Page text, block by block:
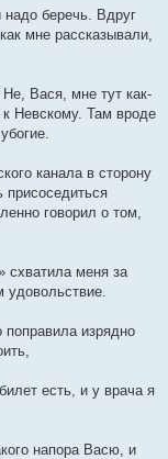
надо беречь. Вдруг
мне рассказывали,
Вася, мне тут как-
Невскому. Там вроде
канала в сторону
присоседиться
говорил о том,
схватила меня за
изрядно
есть, и у врача я
напора Васю, и